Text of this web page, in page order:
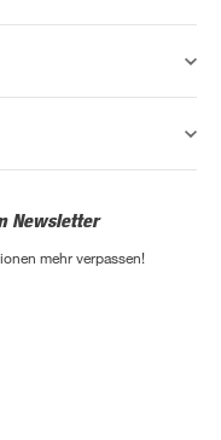
Newsletter
mehr verpassen!